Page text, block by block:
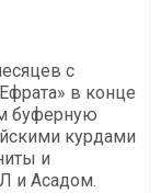
с
в конце
буферную
курдами
и
и Асадом.